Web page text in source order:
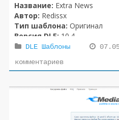
Название: Extra News
Автор: Redissx
Тип шаблона: Оригинал
Версия DLE: 10.4
Комплектация:
шаблон,
DLE Шаблоны
комментариев